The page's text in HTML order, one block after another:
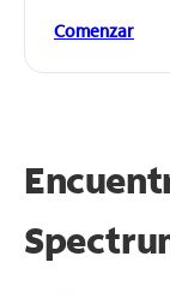
Comenzar